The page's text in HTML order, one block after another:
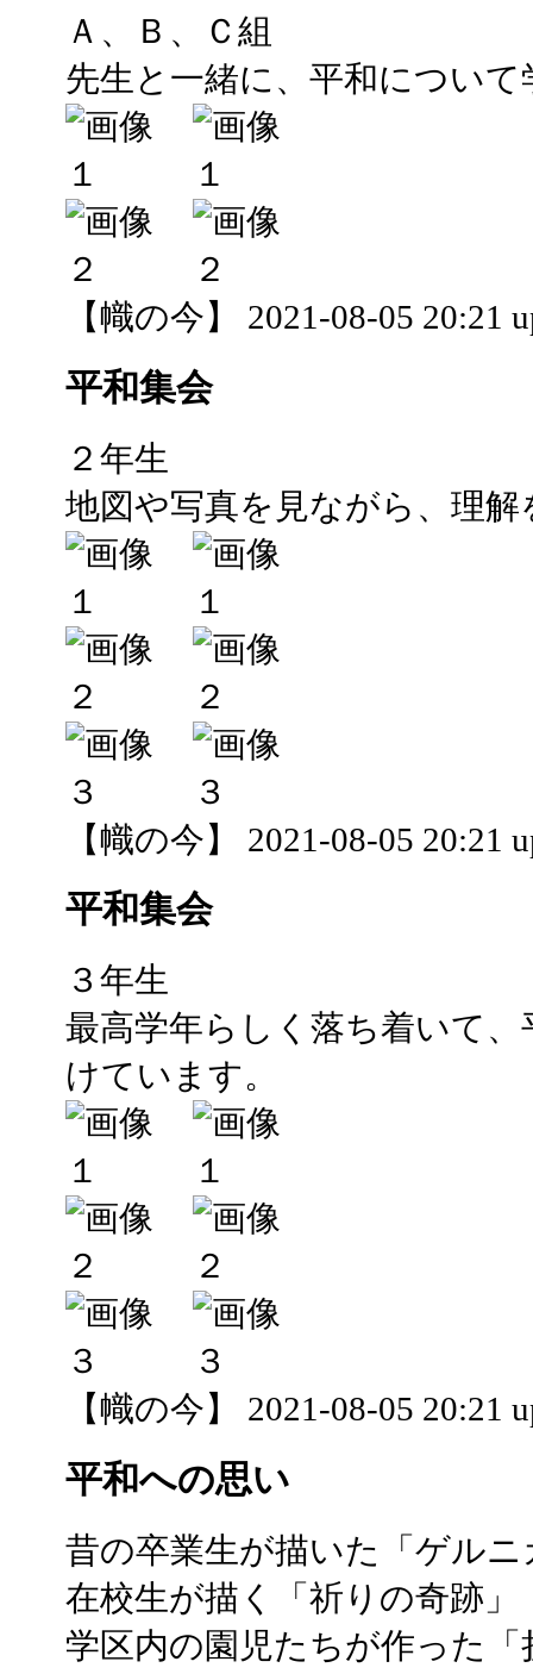
Ａ、Ｂ、Ｃ組
先生と一緒に、平和について
【幟の今】 2021-08-05 20:21
平和集会
２年生
地図や写真を見ながら、理
【幟の今】 2021-08-05 20:21
平和集会
３年生
最高学年らしく落ち着いて
けています。
【幟の今】 2021-08-05 20:21
平和への思い
昔の卒業生が描いた「ゲルニ
在校生が描く「祈りの奇跡」
学区内の園児たちが作った